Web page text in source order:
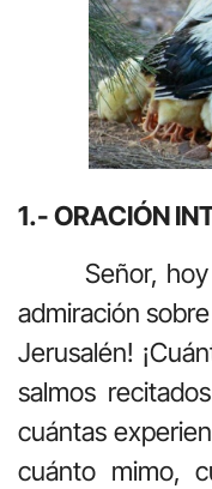
1.- ORACIÓN
Señor,
admiración
Jerusalén!
salmos
cuántas
cuánto mimo,